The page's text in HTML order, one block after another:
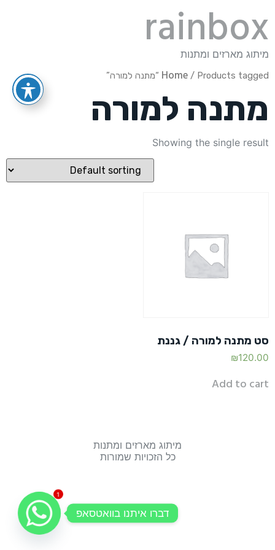
rainbox
מיתוג מארזים ומתנות
Home / Products tagged “מתנה למורה”
מתנה למורה
Showing the single result
סט מתנה למורה / גננת
₪120.00
Add to cart
מיתוג מארזים ומתנות
כל הזכויות שמורות
1
דברו איתנו בוואטסאפ